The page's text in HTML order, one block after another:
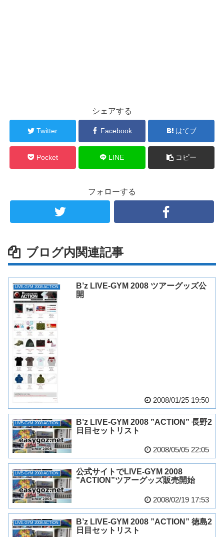
シェアする
Twitter Facebook はてブ
Pocket LINE コピー
フォローする
ブログ内関連記事
LIVE-GYM 2008 ACTION
B’z LIVE-GYM 2008 ツアーグッズ公
開
2008/01/25 19:50
LIVE-GYM 2008 ACTION
B’z LIVE-GYM 2008 ”ACTION” 長野2
日目セットリスト
2008/05/05 22:05
LIVE-GYM 2008 ACTION
公式サイトでLIVE-GYM 2008
”ACTION”ツアーグッズ販売開始
2008/02/19 17:53
LIVE-GYM 2008 ACTION
B’z LIVE-GYM 2008 ”ACTION” 徳島2
日目セットリスト